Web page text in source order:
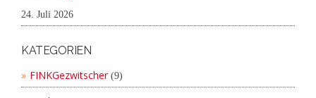
24. Juli 2026
KATEGORIEN
FINKGezwitscher(9)